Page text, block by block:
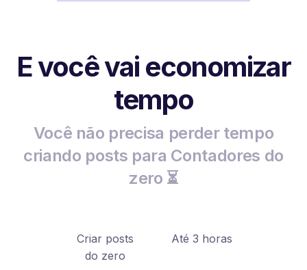
E você vai economizar
tempo
Você não precisa perder tempo
criando posts para Contadores do
zero ⏳
Criar posts
do zero
Até 3 horas